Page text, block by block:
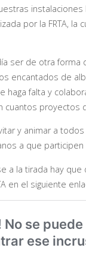
por la FRTA, la
ser de otra forma
encantados de
haga falta y
cuantos proyectos
y animar a
a que
a la tirada hay que
en el siguiente